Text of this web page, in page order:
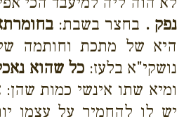
נפק . בחצר בשבת:
היא של מתכת וחותמה
נושקי"א בלעז: כל שהוא
ומיא שתו אינשי כמות שהן:
יש לו להחמיר על עצמו